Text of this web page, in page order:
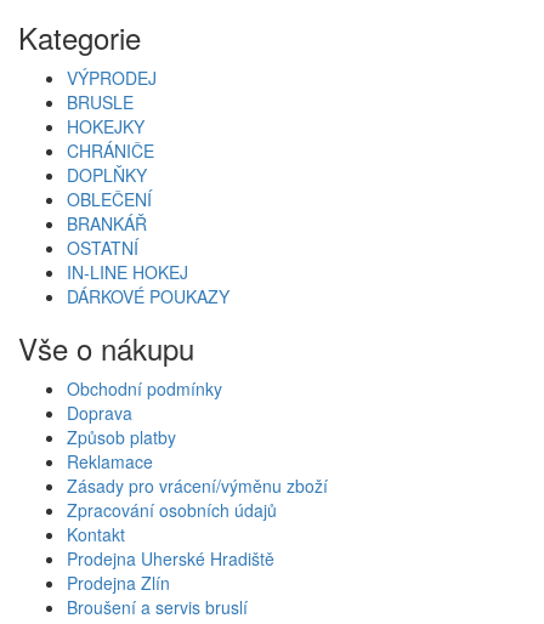
Kategorie
VÝPRODEJ
BRUSLE
HOKEJKY
CHRÁNIČE
DOPLŇKY
OBLEČENÍ
BRANKÁŘ
OSTATNÍ
IN-LINE HOKEJ
DÁRKOVÉ POUKAZY
Vše o nákupu
Obchodní podmínky
Doprava
Způsob platby
Reklamace
Zásady pro vrácení/výměnu zboží
Zpracování osobních údajů
Kontakt
Prodejna Uherské Hradiště
Prodejna Zlín
Broušení a servis bruslí